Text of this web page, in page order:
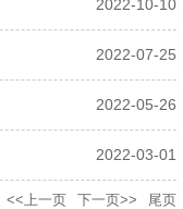
2022-10-10
2022-07-25
2022-05-26
2022-03-01
<<上一页 下一页>> 尾页